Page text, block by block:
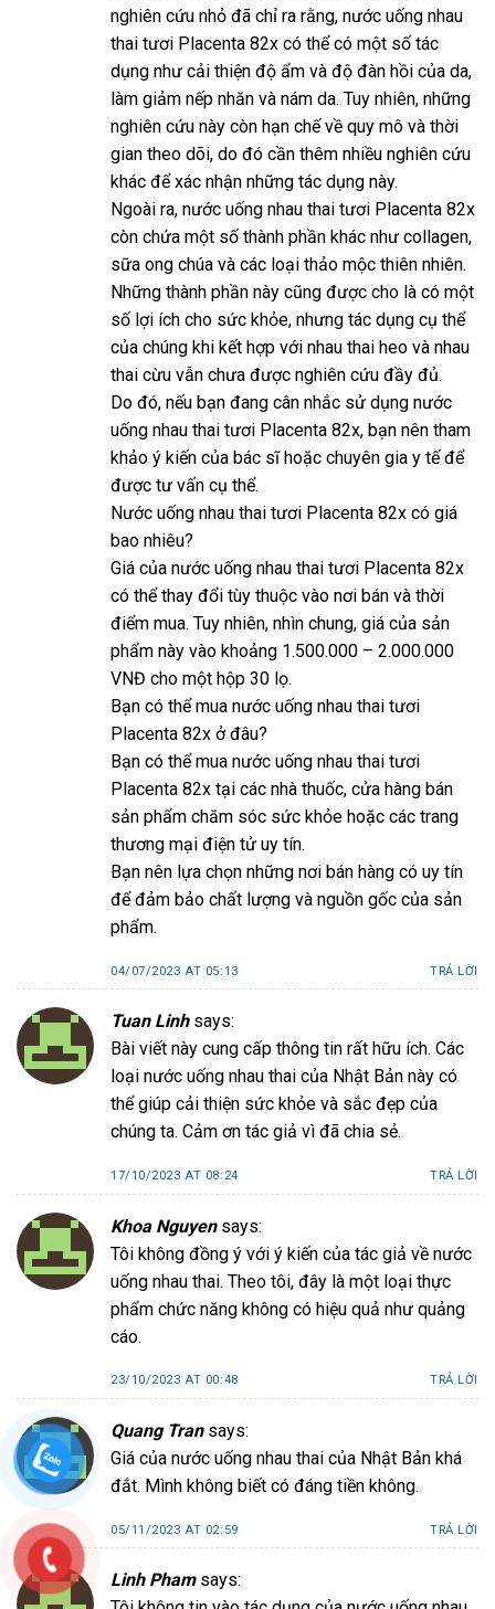
nghiên cứu nhỏ đã chỉ ra rằng, nước uống nhau
thai tươi Placenta 82x có thể có một số tác
dụng như cải thiện độ ẩm và độ đàn hồi của da,
làm giảm nếp nhăn và nám da. Tuy nhiên, những
nghiên cứu này còn hạn chế về quy mô và thời
gian theo dõi, do đó cần thêm nhiều nghiên cứu
khác để xác nhận những tác dụng này.
Ngoài ra, nước uống nhau thai tươi Placenta 82x
còn chứa một số thành phần khác như collagen,
sữa ong chúa và các loại thảo mộc thiên nhiên.
Những thành phần này cũng được cho là có một
số lợi ích cho sức khỏe, nhưng tác dụng cụ thể
của chúng khi kết hợp với nhau thai heo và nhau
thai cừu vẫn chưa được nghiên cứu đầy đủ.
Do đó, nếu bạn đang cân nhắc sử dụng nước
uống nhau thai tươi Placenta 82x, bạn nên tham
khảo ý kiến của bác sĩ hoặc chuyên gia y tế để
được tư vấn cụ thể.
Nước uống nhau thai tươi Placenta 82x có giá
bao nhiêu?
Giá của nước uống nhau thai tươi Placenta 82x
có thể thay đổi tùy thuộc vào nơi bán và thời
điểm mua. Tuy nhiên, nhìn chung, giá của sản
phẩm này vào khoảng 1.500.000 – 2.000.000
VNĐ cho một hộp 30 lọ.
Bạn có thể mua nước uống nhau thai tươi
Placenta 82x ở đâu?
Bạn có thể mua nước uống nhau thai tươi
Placenta 82x tại các nhà thuốc, cửa hàng bán
sản phẩm chăm sóc sức khỏe hoặc các trang
thương mại điện tử uy tín.
Bạn nên lựa chọn những nơi bán hàng có uy tín
để đảm bảo chất lượng và nguồn gốc của sản
phẩm.
04/07/2023 AT 05:13 TRẢ LỜI
Tuan Linh says:
Bài viết này cung cấp thông tin rất hữu ích. Các
loại nước uống nhau thai của Nhật Bản này có
thể giúp cải thiện sức khỏe và sắc đẹp của
chúng ta. Cảm ơn tác giả vì đã chia sẻ.
17/10/2023 AT 08:24 TRẢ LỜI
Khoa Nguyen says:
Tôi không đồng ý với ý kiến của tác giả về nước
uống nhau thai. Theo tôi, đây là một loại thực
phẩm chức năng không có hiệu quả như quảng
cáo.
23/10/2023 AT 00:48 TRẢ LỜI
Quang Tran says:
Giá của nước uống nhau thai của Nhật Bản khá
đắt. Mình không biết có đáng tiền không.
05/11/2023 AT 02:59 TRẢ LỜI
Linh Pham says: